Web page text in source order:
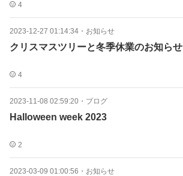
4
2023-12-27 01:14:34 ・ お知らせ
クリスマスツリーと冬季休業のお知らせ
4
2023-11-08 02:59:20 ・ ブログ
Halloween week 2023
2
2023-03-09 01:00:56 ・ お知らせ